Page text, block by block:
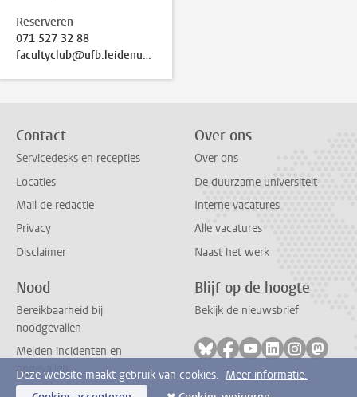
Reserveren
071 527 32 88
facultyclub@ufb.leidenuniv.nl
Contact
Servicedesks en recepties
Locaties
Mail de redactie
Privacy
Disclaimer
Over ons
Over ons
De duurzame universiteit
Interne vacatures
Alle vacatures
Naast het werk
Nood
Bereikbaarheid bij
noodgevallen
Melden incidenten en
ongevallen
Blijf op de hoogte
Bekijk de nieuwsbrief
Volg ons op bluesky
Volg ons op facebook
Volg ons op
Volg ons op
Volg ons
Volg
Deze website maakt gebruik van cookies. Meer informatie.